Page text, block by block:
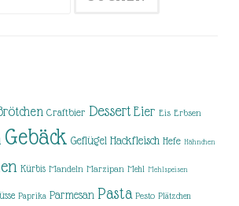
Craftbier Dessert Eier Eis Erbsen
Gebäck Geflügel Hackfleisch Hefe Hähnchen
Kürbis Mandeln Marzipan Mehl Mehlspeisen
Paprika Parmesan Pasta Pesto Plätzchen